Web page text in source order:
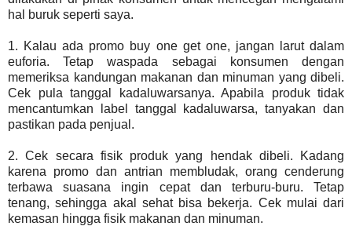
hal buruk seperti saya.
1. Kalau ada promo buy one get one, jangan larut dalam
euforia. Tetap waspada sebagai konsumen dengan
memeriksa kandungan makanan dan minuman yang dibeli.
Cek pula tanggal kadaluwarsanya. Apabila produk tidak
mencantumkan label tanggal kadaluwarsa, tanyakan dan
pastikan pada penjual.
2. Cek secara fisik produk yang hendak dibeli. Kadang
karena promo dan antrian membludak, orang cenderung
terbawa suasana ingin cepat dan terburu-buru. Tetap
tenang, sehingga akal sehat bisa bekerja. Cek mulai dari
kemasan hingga fisik makanan dan minuman.